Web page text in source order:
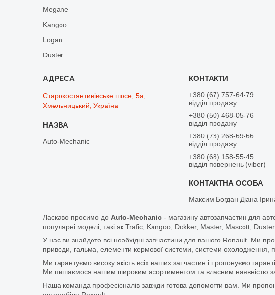
Megane
Kangoo
Logan
Duster
Старокостянтинівське шосе, 5а,
Хмельницький, Україна
Auto-Mechanic
+380 (67) 757-64-79
відділ продажу
+380 (50) 468-05-76
відділ продажу
+380 (73) 268-69-66
відділ продажу
+380 (68) 158-55-45
відділ повернень (viber)
Максим Богдан Діана
Ласкаво просимо до Auto-Mechanic - магазину автозапчастин для
популярні моделі, такі як Trafic, Kangoo, Dokker, Master, Mascott,
У нас ви знайдете всі необхідні запчастини для вашого Renault. Ми
приводи, гальма, елементи кермової системи, системи охолодження,
Ми гарантуємо високу якість всіх наших запчастин і пропонуємо
Ми пишаємося нашим широким асортиментом та власним наявністю
Наша команда професіоналів завжди готова допомогти вам. Ми